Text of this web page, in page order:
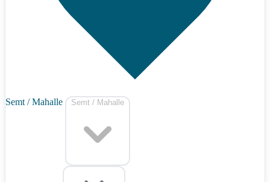
Semt / Mahalle Semt / Mahalle